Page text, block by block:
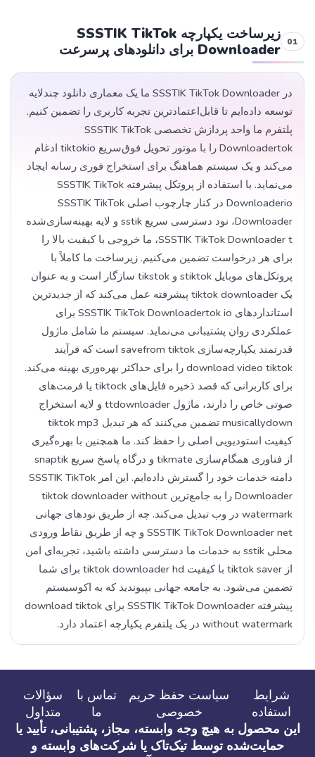
زیرساخت یکپارچه SSSTIK TikTok
Downloader برای دانلودهای پرسرعت
در SSSTIK TikTok Downloader ما یک معماری دانلود چندلایه
توسعه داده‌ایم تا قابل‌اعتمادترین تجربه کاربری را تضمین کنیم.
پلتفرم ما واحد پردازش تخصصی SSSTIK TikTok
Downloadertok را با موتور تحویل فوق‌سریع tiktokio ادغام
می‌کند و یک سیستم هماهنگ برای استخراج فوری رسانه ایجاد
می‌نماید. با استفاده از پروتکل پیشرفته SSSTIK TikTok
Downloaderio در کنار چارچوب اصلی SSSTIK TikTok
Downloader، نود دسترسی سریع sstik و لایه بهینه‌سازی‌شده
SSSTIK TikTok Downloader t، ما خروجی با کیفیت بالا را
برای هر درخواست تضمین می‌کنیم. زیرساخت ما کاملاً با
پروتکل‌های موبایل stiktok و tikstok سازگار است و به عنوان
یک tiktok downloader پیشرفته عمل می‌کند که از جدیدترین
استانداردهای SSSTIK TikTok Downloadertok io برای
عملکردی روان پشتیبانی می‌نماید. سیستم ما شامل ماژول
قدرتمند یکپارچه‌سازی savefrom tiktok است که فرآیند
download video tiktok را برای حداکثر بهره‌وری بهینه می‌کند.
برای کاربرانی که قصد ذخیره فایل‌های tiktock یا فرمت‌های
صوتی خاص را دارند، ماژول ttdownloader و لایه استخراج
musicallydown تضمین می‌کنند که هر تبدیل tiktok mp3
کیفیت استودیویی اصلی را حفظ کند. ما همچنین با بهره‌گیری
از فناوری همگام‌سازی tikmate و درگاه پاسخ سریع snaptik
دامنه خدمات خود را گسترش داده‌ایم. این امر SSSTIK TikTok
Downloader را به جامع‌ترین tiktok downloader without
watermark در وب تبدیل می‌کند. چه از طریق نودهای جهانی
SSSTIK TikTok Downloader net و چه از طریق نقاط ورودی
محلی sstik به خدمات ما دسترسی داشته باشید، تجربه‌ای امن
از tiktok saver با کیفیت tiktok downloader hd برای شما
تضمین می‌شود. به جامعه جهانی بپیوندید که به اکوسیستم
پیشرفته SSSTIK TikTok Downloader برای download tiktok
without watermark در یک پلتفرم یکپارچه اعتماد دارد.
شرایط
استفاده
سیاست حفظ حریم
خصوصی
تماس با
ما
سؤالات
متداول
این محصول به هیچ وجه وابسته، مجاز، پشتیبانی، تأیید یا
حمایت‌شده توسط تیک‌تاک یا شرکت‌های وابسته و